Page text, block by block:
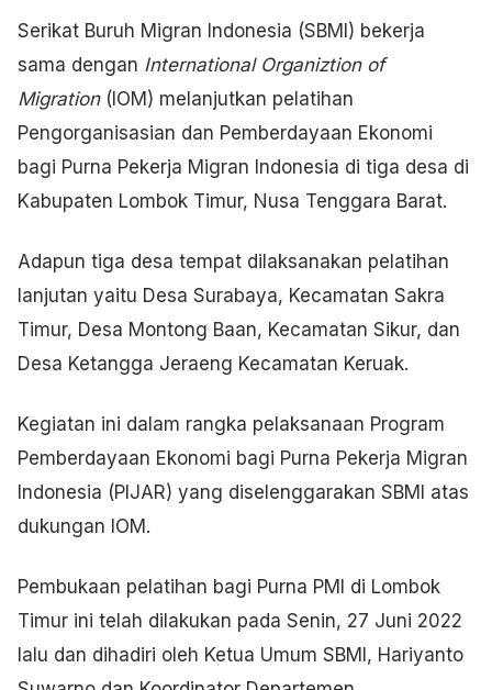
Serikat Buruh Migran Indonesia (SBMI) bekerja
sama dengan International Organiztion of
Migration(IOM) melanjutkan pelatihan
Pengorganisasian dan Pemberdayaan Ekonomi
bagi Purna Pekerja Migran Indonesia di tiga desa di
Kabupaten Lombok Timur, Nusa Tenggara Barat.
Adapun tiga desa tempat dilaksanakan pelatihan
lanjutan yaitu Desa Surabaya, Kecamatan Sakra
Timur, Desa Montong Baan, Kecamatan Sikur, dan
Desa Ketangga Jeraeng Kecamatan Keruak.
Kegiatan ini dalam rangka pelaksanaan Program
Pemberdayaan Ekonomi bagi Purna Pekerja Migran
Indonesia (PIJAR) yang diselenggarakan SBMI atas
dukungan IOM.
Pembukaan pelatihan bagi Purna PMI di Lombok
Timur ini telah dilakukan pada Senin, 27 Juni 2022
lalu dan dihadiri oleh Ketua Umum SBMI, Hariyanto